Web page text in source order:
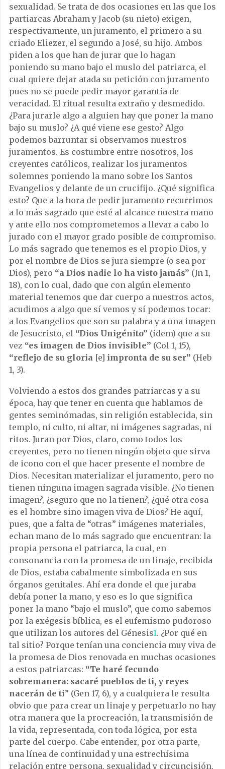
sexualidad. Se trata de dos ocasiones en las que los
partiarcas Abraham y Jacob (su nieto) exigen,
respectivamente, un juramento, el primero a su
criado Eliezer, el segundo a José, su hijo. Ambos
piden a los que han de jurar que lo hagan
poniendo su mano bajo el muslo del patriarca, el
cual quiere dejar atada su petición con juramento
pues no se puede pedir mayor garantía de
veracidad. El ritual resulta extraño y desmedido.
¿Para jurarle algo a alguien hay que poner la mano
bajo su muslo? ¿A qué viene ese gesto? Algo
podemos barruntar si observamos nuestros
juramentos. Es costumbre entre nosotros, los
creyentes católicos, realizar los juramentos
solemnes poniendo la mano sobre los Santos
Evangelios y delante de un crucifijo. ¿Qué significa
esto? Que a la hora de pedir juramento recurrimos
a lo más sagrado que esté al alcance nuestra mano
y ante ello nos comprometemos a llevar a cabo lo
jurado con el mayor grado posible de compromiso.
Lo más sagrado que tenemos es el propio Dios, y
por el nombre de Dios se jura siempre (o sea por
Dios), pero “a Dios nadie lo ha visto jamás” (Jn 1,
18), con lo cual, dado que con algún elemento
material tenemos que dar cuerpo a nuestros actos,
acudimos a algo que sí vemos y sí podemos tocar:
a los Evangelios que son su palabra y a una imagen
de Jesucristo, el “Dios Unigénito” (ídem) que a su
vez “es imagen de Dios invisible” (Col 1, 15),
“reflejo de su gloria [e] impronta de su ser” (Heb
1, 3).
Volviendo a estos dos grandes patriarcas y a su
época, hay que tener en cuenta que hablamos de
gentes seminómadas, sin religión establecida, sin
templo, ni culto, ni altar, ni imágenes sagradas, ni
ritos. Juran por Dios, claro, como todos los
creyentes, pero no tienen ningún objeto que sirva
de icono con el que hacer presente el nombre de
Dios. Necesitan materializar el juramento, pero no
tienen ninguna imagen sagrada visible. ¿No tienen
imagen?, ¿seguro que no la tienen?, ¿qué otra cosa
es el hombre sino imagen viva de Dios? He aquí,
pues, que a falta de “otras” imágenes materiales,
echan mano de lo más sagrado que encuentran: la
propia persona el patriarca, la cual, en
consonancia con la promesa de un linaje, recibida
de Dios, estaba cabalmente simbolizada en sus
órganos genitales. Ahí era donde el que juraba
debía poner la mano, y eso es lo que significa
poner la mano “bajo el muslo”, que como sabemos
por la exégesis bíblica, es el eufemismo pudoroso
que utilizan los autores del Génesis1. ¿Por qué en
tal sitio? Porque tenían una conciencia muy viva de
la promesa de Dios renovada en muchas ocasiones
a estos patriarcas: “Te haré fecundo
sobremanera: sacaré pueblos de ti, y reyes
nacerán de ti” (Gen 17, 6), y a cualquiera le resulta
obvio que para crear un linaje y perpetuarlo no hay
otra manera que la procreación, la transmisión de
la vida, representada, con toda lógica, por esta
parte del cuerpo. Cabe entender, por otra parte,
una línea de continuidad y una estrechísima
relación entre persona, sexualidad y circuncisión,